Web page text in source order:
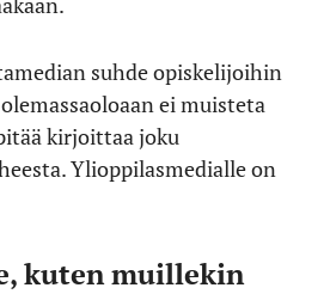
suhde opiskelijoihin
ei muisteta
kirjoittaa joku
Ylioppilasmedialle on
kuten muillekin